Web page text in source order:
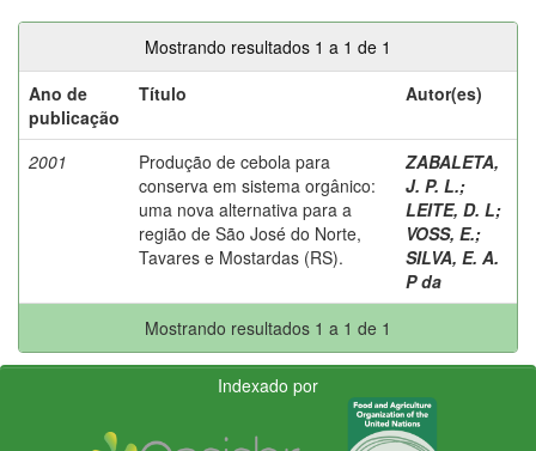
Mostrando resultados 1 a 1 de 1
Ano de
publicação
Título Autor(es)
2001
Produção de cebola para
conserva em sistema orgânico:
uma nova alternativa para a
região de São José do Norte,
Tavares e Mostardas (RS).
ZABALETA,
J. P. L.;
LEITE, D. L;
VOSS, E.;
SILVA, E. A.
P da
Mostrando resultados 1 a 1 de 1
Indexado por